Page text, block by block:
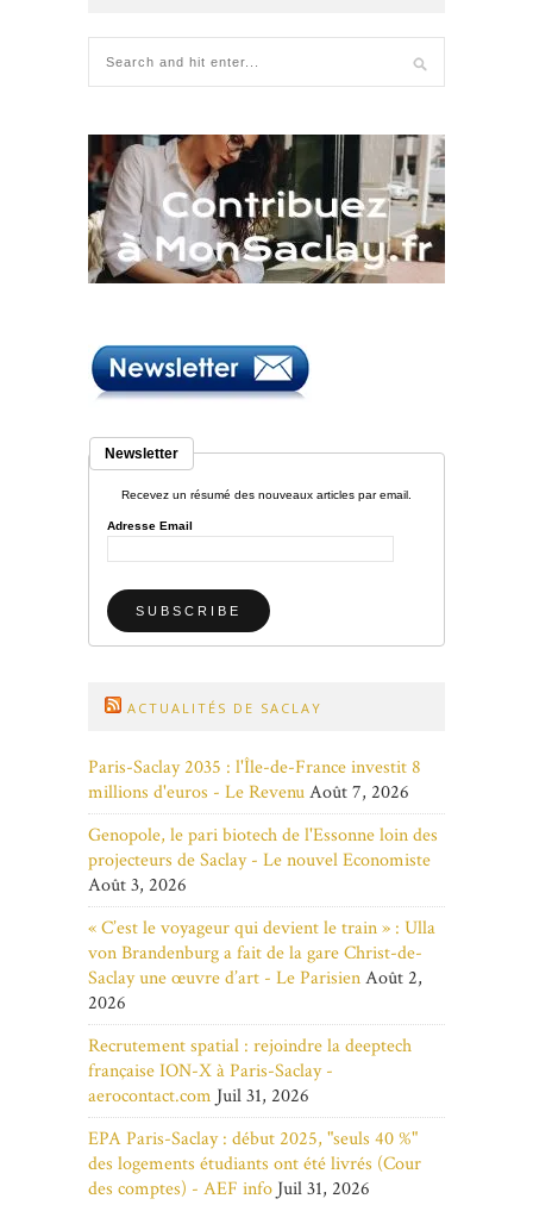
Newsletter
Recevez un résumé des nouveaux articles par email.
Adresse Email
ACTUALITÉS DE SACLAY
Paris-Saclay 2035 : l'Île-de-France investit 8
millions d'euros - Le RevenuAoût 7, 2026
Genopole, le pari biotech de l'Essonne loin des
projecteurs de Saclay - Le nouvel Economiste
Août 3, 2026
« C’est le voyageur qui devient le train » : Ulla
von Brandenburg a fait de la gare Christ-de-
Saclay une œuvre d’art - Le ParisienAoût 2,
2026
Recrutement spatial : rejoindre la deeptech
française ION-X à Paris-Saclay -
aerocontact.com Juil 31, 2026
EPA Paris-Saclay : début 2025, "seuls 40 %"
des logements étudiants ont été livrés (Cour
des comptes) - AEF info Juil 31, 2026